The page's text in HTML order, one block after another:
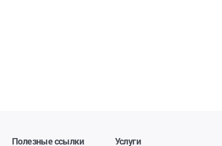
Полезные ссылки Услуги